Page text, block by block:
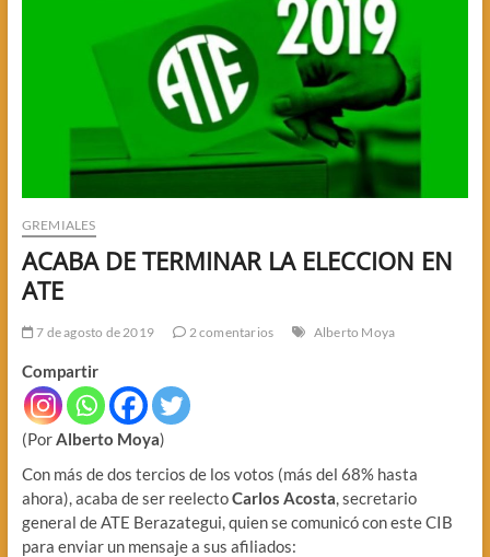
GREMIALES
ACABA DE TERMINAR LA ELECCION EN
ATE
7 de agosto de 2019 2 comentarios Alberto Moya
Compartir
(PorAlberto Moya)
Con más de dos tercios de los votos (más del 68% hasta
ahora), acaba de ser reelectoCarlos Acosta, secretario
general de ATE Berazategui, quien se comunicó con este CIB
para enviar un mensaje a sus afiliados: